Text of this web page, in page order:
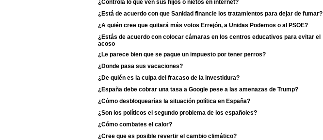
¿Controla lo que ven sus hijos o nietos en internet?
¿Está de acuerdo con que Sanidad financie los tratamientos para dejar de fumar?
¿A quién cree que quitará más votos Errejón, a Unidas Podemos o al PSOE?
¿Estás de acuerdo con colocar cámaras en los centros educativos para evitar el
acoso
¿Le parece bien que se pague un impuesto por tener perros?
¿Donde pasa sus vacaciones?
¿De quién es la culpa del fracaso de la investidura?
¿España debe cobrar una tasa a Google pese a las amenazas de Trump?
¿Cómo desbloquearías la situación política en España?
¿Son los políticos el segundo problema de los españoles?
¿Cómo combates el calor?
¿Cree que es posible revertir el cambio climático?